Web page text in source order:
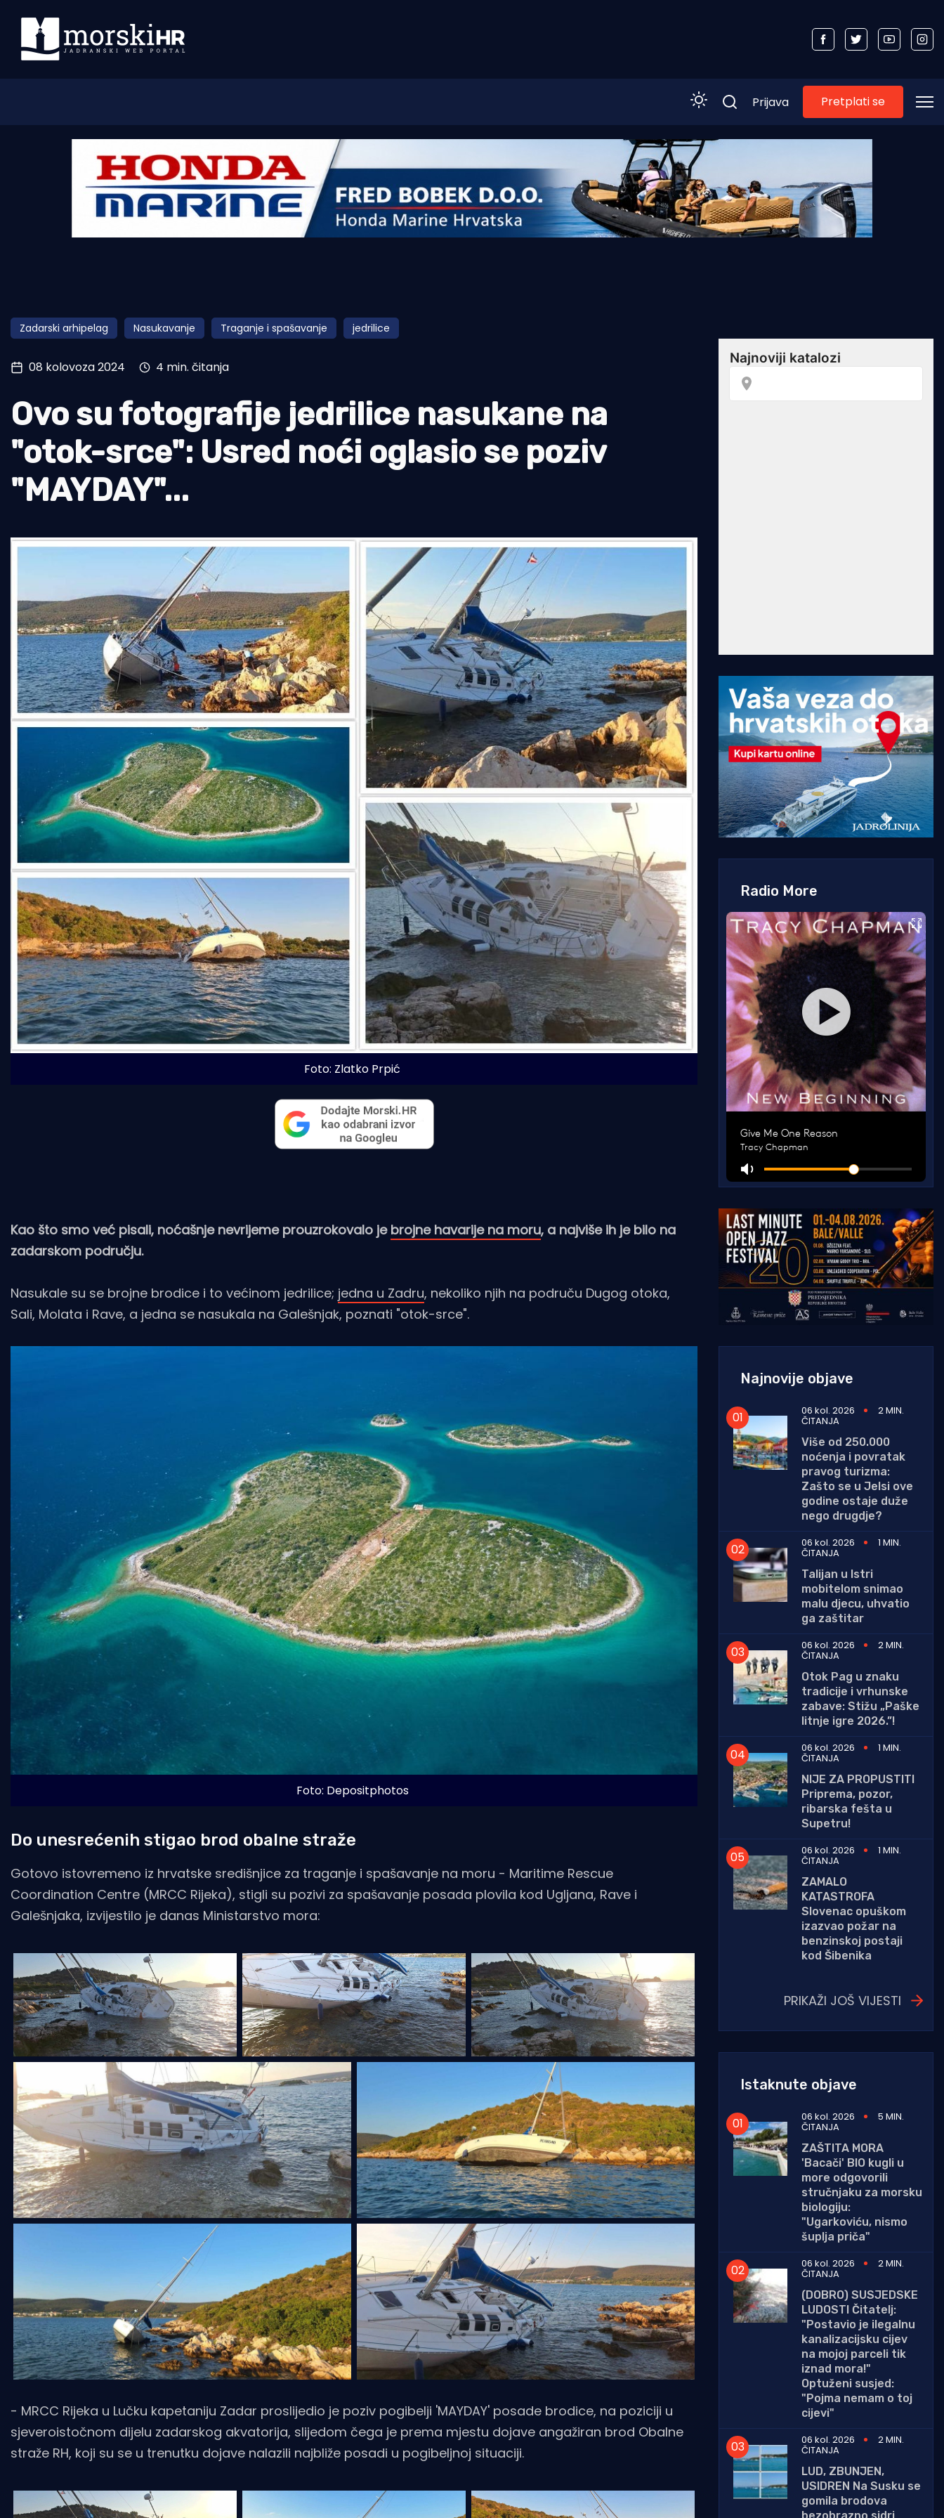
Morski plus
Pomorstvo
Ribolov
Tradicija i kultura
Prijava Pretplati se
Zadarski arhipelag Nasukavanje Traganje i spašavanje jedrilice
08 kolovoza 2024 4 min. čitanja
Ovo su fotografije jedrilice nasukane na
"otok-srce": Usred noći oglasio se poziv
"MAYDAY"...
Foto: Zlatko Prpić
Kao što smo već pisali, noćašnje nevrijeme prouzrokovalo je brojne havarije na moru, a najviše ih je bilo na
zadarskom području.
Nasukale su se brojne brodice i to većinom jedrilice; jedna u Zadru, nekoliko njih na područu Dugog otoka,
Sali, Molata i Rave, a jedna se nasukala na Galešnjak, poznati "otok-srce".
Foto: Depositphotos
Do unesrećenih stigao brod obalne straže
Gotovo istovremeno iz hrvatske središnjice za traganje i spašavanje na moru - Maritime Rescue
Coordination Centre (MRCC Rijeka), stigli su pozivi za spašavanje posada plovila kod Ugljana, Rave i
Galešnjaka, izvijestilo je danas Ministarstvo mora:
- MRCC Rijeka u Lučku kapetaniju Zadar proslijedio je poziv pogibelji 'MAYDAY' posade brodice, na poziciji u
sjeveroistočnom dijelu zadarskog akvatorija, slijedom čega je prema mjestu dojave angažiran brod Obalne
straže RH, koji su se u trenutku dojave nalazili najbliže posadi u pogibeljnoj situaciji.
Radio More
Najnovije objave
06 kol. 2026 2 MIN.
ČITANJA
Više od 250.000
noćenja i povratak
pravog turizma:
Zašto se u Jelsi ove
godine ostaje duže
nego drugdje?
06 kol. 2026
1 MIN.
ČITANJA
Talijan u Istri
mobitelom snimao
malu djecu, uhvatio
ga zaštitar
06 kol. 2026
2 MIN.
ČITANJA
Otok Pag u znaku
tradicije i vrhunske
zabave: Stižu „Paške
litnje igre 2026.”!
06 kol. 2026
1 MIN.
ČITANJA
NIJE ZA PROPUSTITI
Priprema, pozor,
ribarska fešta u
Supetru!
06 kol. 2026
1 MIN.
ČITANJA
ZAMALO
KATASTROFA
Slovenac opuškom
izazvao požar na
benzinskoj postaji
kod Šibenika
PRIKAŽI JOŠ VIJESTI
Istaknute objave
06 kol. 2026 5 MIN.
ČITANJA
ZAŠTITA MORA
'Bacači' BIO kugli u
more odgovorili
stručnjaku za morsku
biologiju:
"Ugarkoviću, nismo
šuplja priča"
06 kol. 2026
2 MIN.
ČITANJA
(DOBRO) SUSJEDSKE
LUDOSTI Čitatelj:
"Postavio je ilegalnu
kanalizacijsku cijev
na mojoj parceli tik
iznad mora!"
Optuženi susjed:
"Pojma nemam o toj
cijevi"
06 kol. 2026
2 MIN.
ČITANJA
LUD, ZBUNJEN,
USIDREN Na Susku se
gomila brodova
bezobrazno sidri